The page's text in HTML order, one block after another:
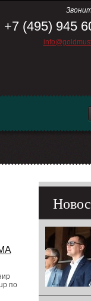
+7 (495) 945
по